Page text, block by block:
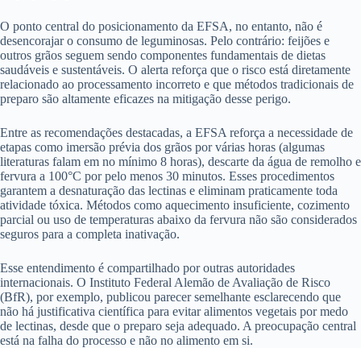
O ponto central do posicionamento da EFSA, no entanto, não é
desencorajar o consumo de leguminosas. Pelo contrário: feijões e
outros grãos seguem sendo componentes fundamentais de dietas
saudáveis e sustentáveis. O alerta reforça que o risco está diretamente
relacionado ao processamento incorreto e que métodos tradicionais de
preparo são altamente eficazes na mitigação desse perigo.
Entre as recomendações destacadas, a EFSA reforça a necessidade de
etapas como imersão prévia dos grãos por várias horas (algumas
literaturas falam em no mínimo 8 horas), descarte da água de remolho e
fervura a 100°C por pelo menos 30 minutos. Esses procedimentos
garantem a desnaturação das lectinas e eliminam praticamente toda
atividade tóxica. Métodos como aquecimento insuficiente, cozimento
parcial ou uso de temperaturas abaixo da fervura não são considerados
seguros para a completa inativação.
Esse entendimento é compartilhado por outras autoridades
internacionais. O Instituto Federal Alemão de Avaliação de Risco
(BfR), por exemplo, publicou parecer semelhante esclarecendo que
não há justificativa científica para evitar alimentos vegetais por medo
de lectinas, desde que o preparo seja adequado. A preocupação central
está na falha do processo e não no alimento em si.